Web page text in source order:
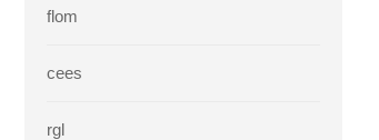
flom
cees
rgl